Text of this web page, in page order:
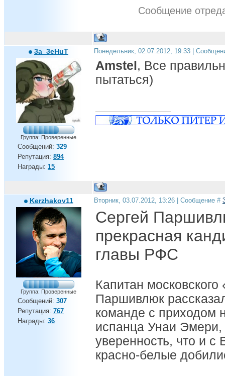
Сообщение
3a_3eHuT
Группа: Проверенные
Сообщений: 329
Репутация: 894
Награды: 15
Понедельник, 02.07.2012, 19:33 |
Amstel , Все
пытаться)
Kerzhakov11
Группа: Проверенные
Сообщений: 307
Репутация: 767
Награды: 36
Вторник, 03.07.2012, 13:26 | Сообщение #
Сергей
прекрасная
главы РФС
Капитан
Паршивлюк
команде с приходом
испанца Унаи Эмери,
уверенность, что и
красно-белые